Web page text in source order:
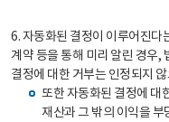
6. 자동화된 결정이 이루어진다
계약 등을 통해 미리 알린 경우,
결정에 대한 거부는 인정되지
또한 자동화된 결정에 대
재산과 그 밖의 이익을